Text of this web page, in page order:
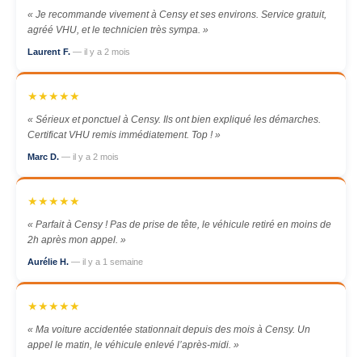
« Je recommande vivement à Censy et ses environs. Service gratuit,
agréé VHU, et le technicien très sympa. »
Laurent F. — il y a 2 mois
★★★★★
« Sérieux et ponctuel à Censy. Ils ont bien expliqué les démarches.
Certificat VHU remis immédiatement. Top ! »
Marc D. — il y a 2 mois
★★★★★
« Parfait à Censy ! Pas de prise de tête, le véhicule retiré en moins de
2h après mon appel. »
Aurélie H. — il y a 1 semaine
★★★★★
« Ma voiture accidentée stationnait depuis des mois à Censy. Un
appel le matin, le véhicule enlevé l’après-midi. »